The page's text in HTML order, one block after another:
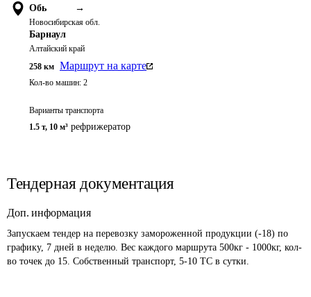
Обь →
Новосибирская обл.
Барнаул
Алтайский край
258 км Маршрут на карте
Кол-во машин: 2
Варианты транспорта
1.5 т, 10 м³ рефрижератор
Тендерная документация
Доп. информация
Запускаем тендер на перевозку замороженной продукции (-18) по
графику, 7 дней в неделю. Вес каждого маршрута 500кг - 1000кг, кол-
во точек до 15. Собственный транспорт, 5-10 ТС в сутки.